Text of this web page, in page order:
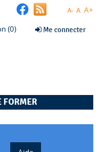
A- A A+
Me connecter
FORMER